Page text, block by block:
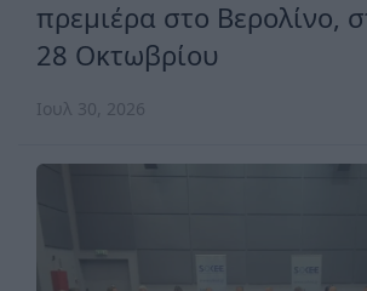
πρεμιέρα στο Βερολίνο,
28 Οκτωβρίου
Ιουλ 30, 2026